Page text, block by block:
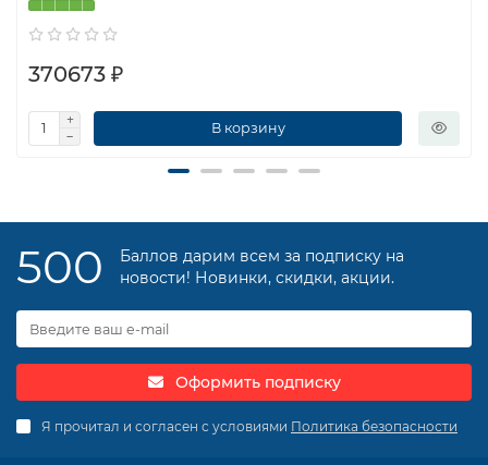
370673 ₽
В корзину
500
Баллов дарим всем за подписку на
новости! Новинки, скидки, акции.
Оформить подписку
Я прочитал и согласен с условиями Политика безопасности